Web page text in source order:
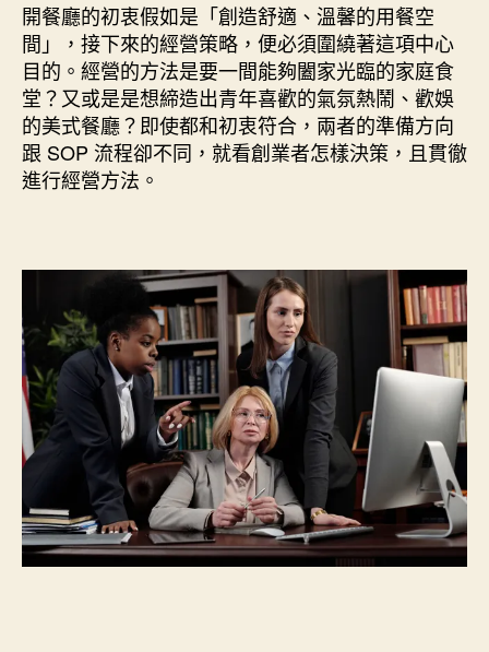
開餐廳的初衷假如是「創造舒適、溫馨的用餐空
間」，接下來的經營策略，便必須圍繞著這項中心
目的。經營的方法是要一間能夠闔家光臨的家庭食
堂？又或是是想締造出青年喜歡的氣氛熱鬧、歡娛
的美式餐廳？即使都和初衷符合，兩者的準備方向
跟 SOP 流程卻不同，就看創業者怎樣決策，且貫徹
進行經營方法。